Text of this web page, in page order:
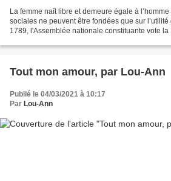
La femme naît libre et demeure égale à
sociales ne peuvent être fondées que sur
1789, l'Assemblée nationale constituante vote
Tout mon amour, par Lou-Ann
Publié le 04/03/2021 à 10:17
Par Lou-Ann